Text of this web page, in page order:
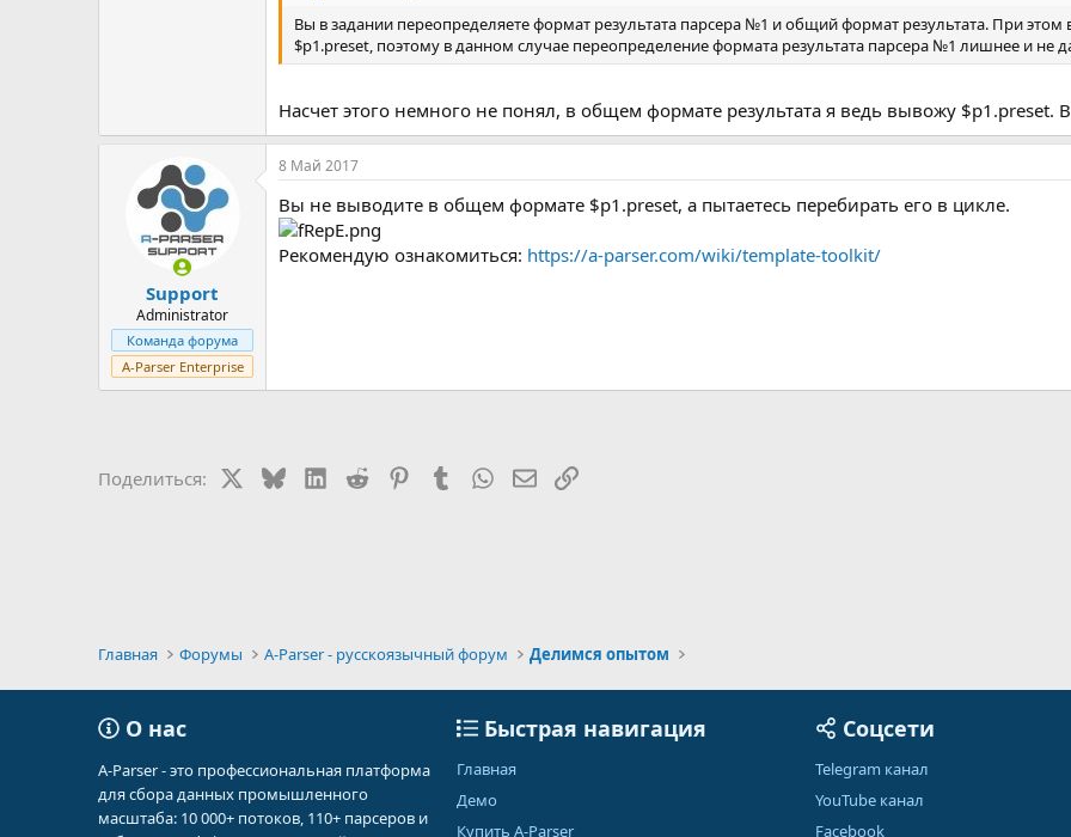
Вы в задании переопределяете формат результата парсера №1 и общий формат результата. При
$p1.preset, поэтому в данном случае переопределение формата результата парсера №1 лишнее и не
Насчет этого немного не понял, в общем формате результата я ведь вывожу $p1.preset.
Support
Administrator
Команда форума
A-Parser Enterprise
8 Май 2017
Вы не выводите в общем формате $p1.preset, а пытаетесь перебирать его в цикле.
Рекомендую ознакомиться: https://a-parser.com/wiki/template-toolkit/
Поделиться: BlueskyLinkedIn
Reddit PinterestTumblrWhatsAppЭлектронная почта
Ссылка
Главная Форумы A-Parser - русскоязычный форум Делимся опытом
О нас
A-Parser - это профессиональная платформа
для сбора данных промышленного
масштаба: 10 000+ потоков, 110+ парсеров и
Быстрая навигация
Главная
Демо
Купить A-Parser
Соцсети
Telegram канал
YouTube канал
Facebook